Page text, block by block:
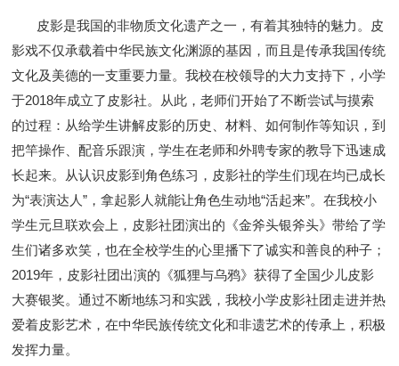
皮影是我国的非物质文化遗产之一，有着其独特的魅力。皮
影戏不仅承载着中华民族文化渊源的基因，而且是传承我国传统
文化及美德的一支重要力量。我校在校领导的大力支持下，小学
于2018年成立了皮影社。从此，老师们开始了不断尝试与摸索
的过程：从给学生讲解皮影的历史、材料、如何制作等知识，到
把竿操作、配音乐跟演，学生在老师和外聘专家的教导下迅速成
长起来。从认识皮影到角色练习， 皮影社的学生们现在均已成长
为“表演达人”，拿起影人就能让角色生动地“活起来”。在我校小
学生元旦联欢会上，皮影社团演出的《金斧头银斧头》带给了学
生们诸多欢笑，也在全校学生的心里播下了诚实和善良的种子；
2019年，皮影社团出演的《狐狸与乌鸦》获得了全国少儿皮影
大赛银奖。通过不断地练习和实践，我校小学皮影社团走进并热
爱着皮影艺术，在中华民族传统文化和非遗艺术的传承上，积极
发挥力量。